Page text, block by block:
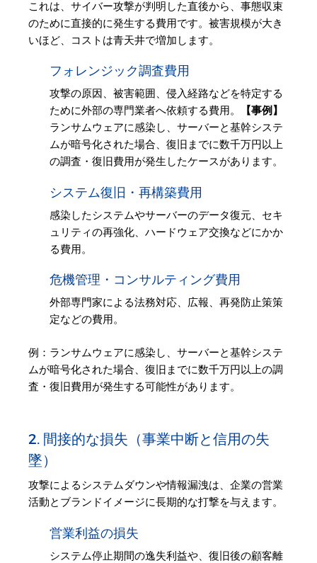
これは、サイバー攻撃が判明した直後から、事態収束
のために直接的に発生する費用です。被害規模が大き
いほど、コストは青天井で増加します。
フォレンジック調査費用
攻撃の原因、被害範囲、侵入経路などを特定する
ために外部の専門業者へ依頼する費用。
【事例】
ランサムウェアに感染し、サーバーと基幹システ
ムが暗号化された場合、復旧までに数千万円以上
の調査・復旧費用が発生したケースがあります。
システム復旧・再構築費用
感染したシステムやサーバーのデータ復元、セキ
ュリティの再強化、ハードウェア交換などにかか
る費用。
危機管理・コンサルティング費用
外部専門家による法務対応、広報、再発防止策策
定などの費用。
例：ランサムウェアに感染し、サーバーと基幹システ
ムが暗号化された場合、復旧までに数千万円以上の調
査・復旧費用が発生する可能性があります。
2. 間接的な損失（事業中断と信用の失
墜）
攻撃によるシステムダウンや情報漏洩は、企業の営業
活動とブランドイメージに長期的な打撃を与えます。
営業利益の損失
システム停止期間の逸失利益や、復旧後の顧客離